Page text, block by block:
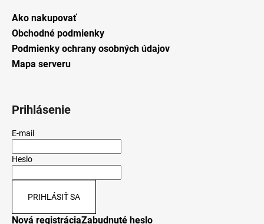
Ako nakupovať
Obchodné podmienky
Podmienky ochrany osobných údajov
Mapa serveru
Prihlásenie
E-mail
Heslo
PRIHLÁSIŤ SA
Nová registráciaZabudnuté heslo